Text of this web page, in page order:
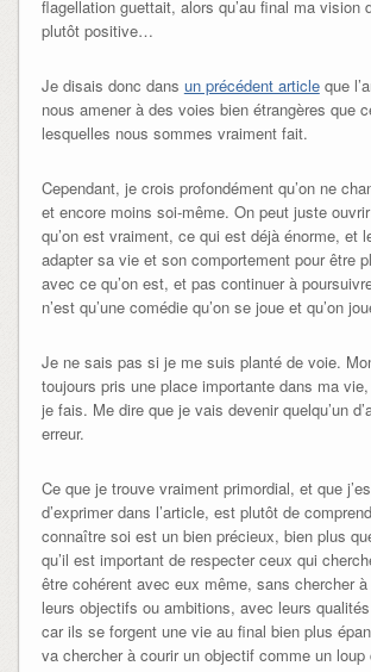
flagellation guettait, alors qu’au final ma vision
plutôt positive…
Je disais donc dans un précédent articleque
nous amener à des voies bien étrangères que
lesquelles nous sommes vraiment fait.
Cependant, je crois profondément qu’on ne
et encore moins soi-même. On peut juste
qu’on est vraiment, ce qui est déjà énorme, et
adapter sa vie et son comportement pour être
avec ce qu’on est, et pas continuer à
n’est qu’une comédie qu’on se joue et qu’on
Je ne sais pas si je me suis planté de voie.
toujours pris une place importante dans ma vie,
je fais. Me dire que je vais devenir quelqu’un
erreur.
Ce que je trouve vraiment primordial, et que
d’exprimer dans l’article, est plutôt de
connaître soi est un bien précieux, bien plus
qu’il est important de respecter ceux qui
être cohérent avec eux même, sans chercher
leurs objectifs ou ambitions, avec leurs
car ils se forgent une vie au final bien plus
va chercher à courir un objectif comme un